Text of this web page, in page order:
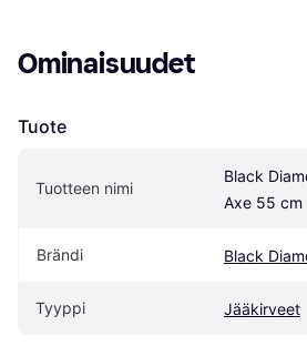
Ominaisuudet
Tuote
Tuotteen nimi
Black
Axe 55 cm
Brändi Black
Tyyppi Jääkirveet